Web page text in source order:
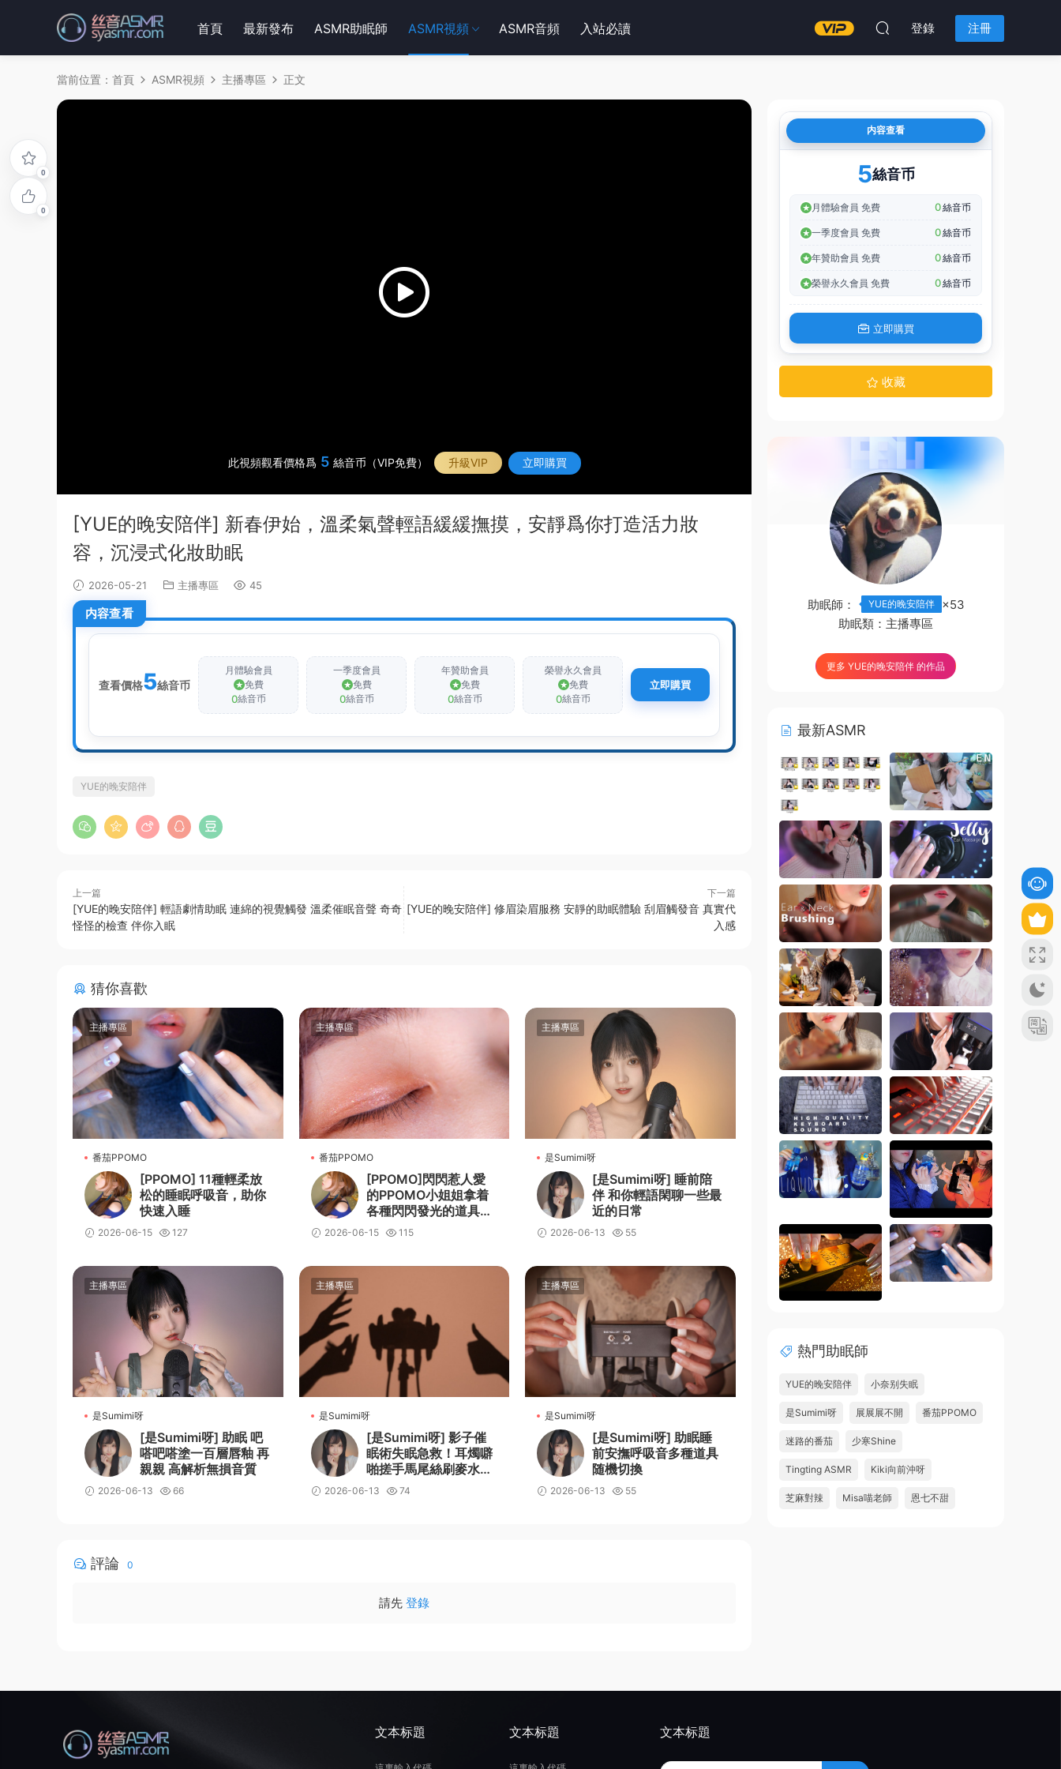
首頁 最新發布 ASMR助眠師 ASMR視頻 ASMR音頻 入站必讀 登錄 注冊
當前位置： 首頁 ASMR視頻 主播專區 正文
此視頻觀看價格爲 5 絲音币（VIP免費） 升級VIP 立即購買
[YUE的晚安陪伴] 新春伊始，溫柔氣聲輕語緩緩撫摸，安靜爲你打造活力妝
容，沉浸式化妝助眠
2026-05-21 主播專區 45
内容查看
查看價格5絲音币
月體驗會員
免費
0絲音币
一季度會員
免費
0絲音币
年贊助會員
免費
0絲音币
榮譽永久會員
免費
0絲音币
立即購買
0
0
YUE的晚安陪伴
上一篇
[YUE的晚安陪伴] 輕語劇情助眠 連綿的視覺觸發 溫柔催眠音聲 奇奇
怪怪的檢查 伴你入眠
下一篇
[YUE的晚安陪伴] 修眉染眉服務 安靜的助眠體驗 刮眉觸發音 真實代
入感
猜你喜歡
主播專區
番茄PPOMO
[PPOMO] 11種輕柔放
松的睡眠呼吸音，助你
快速入睡
2026-06-15 127
主播專區
番茄PPOMO
[PPOMO]閃閃惹人愛
的PPOMO小姐姐拿着
各種閃閃發光的道具讓
你輕松進入夢鄉
2026-06-15 115
主播專區
是Sumimi呀
[是Sumimi呀] 睡前陪
伴 和你輕語閑聊一些最
近的日常
2026-06-13 55
主播專區
是Sumimi呀
[是Sumimi呀] 助眠 吧
嗒吧嗒塗一百層唇釉 再
親親 高解析無損音質
2026-06-13 66
主播專區
是Sumimi呀
[是Sumimi呀] 影子催
眠術失眠急救！耳燭噼
啪搓手馬尾絲刷麥水沙
漏搖鈴鵝毛棒
2026-06-13 74
主播專區
是Sumimi呀
[是Sumimi呀] 助眠睡
前安撫呼吸音多種道具
随機切換
2026-06-13 55
評論 0
請先 登錄
内容查看
5絲音币
月體驗會員 免費 0絲音币
一季度會員 免費 0絲音币
年贊助會員 免費 0絲音币
榮譽永久會員 免費 0絲音币
立即購買
收藏
助眠師： YUE的晚安陪伴
×53
助眠類： 主播專區
更多 YUE的晚安陪伴 的作品
最新ASMR
熱門助眠師
YUE的晚安陪伴 小奈别失眠
是Sumimi呀 展展展不開 番茄PPOMO
迷路的番茄 少寒Shine
Tingting ASMR Kiki向前沖呀
芝麻對辣 Misa喵老師 恩七不甜
文本标題 文本标題 文本标題